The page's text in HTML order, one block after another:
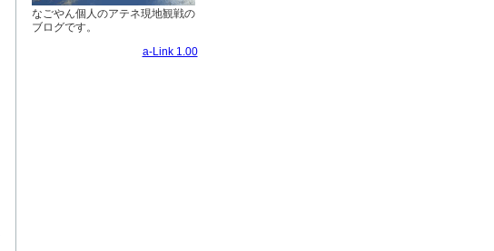
なごやん個人のアテネ現地観戦の
ブログです。
a-Link 1.00